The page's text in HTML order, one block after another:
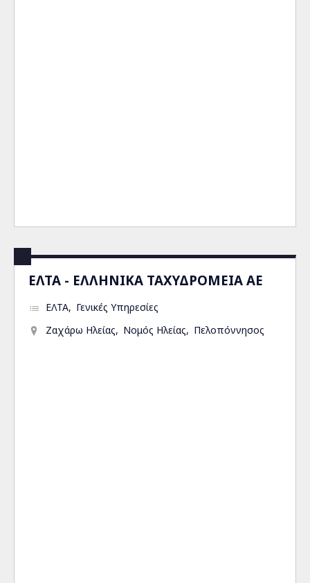
ΕΛΤΑ - ΕΛΛΗΝΙΚΑ ΤΑΧΥΔΡΟΜΕΙΑ ΑΕ
ΕΛΤΑ
Γενικές Υπηρεσίες
Ζαχάρω Ηλείας
Νομός Ηλείας Πελοπόννησος